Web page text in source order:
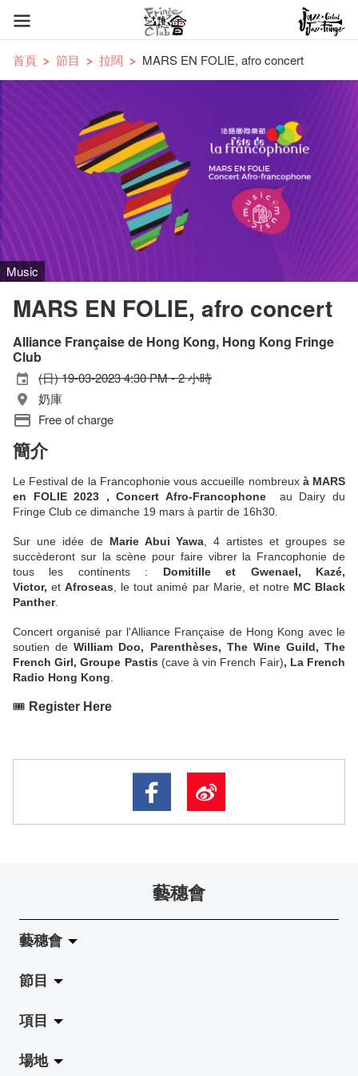
首頁 節目 拉闊 MARS EN FOLIE, afro concert
Music
MARS EN FOLIE, afro concert
Alliance Française de Hong Kong, Hong Kong Fringe
Club
(日) 19-03-2023 4:30 PM - 2 小時
奶庫
Free of charge
簡介
Le Festival de la Francophonie vous accueille nombreux à MARS
en FOLIE 2023 , Concert Afro-Francophoneau Dairy du
Fringe Club ce dimanche 19 mars à partir de 16h30.
Sur une idée de Marie Abui Yawa, 4 artistes et groupes se
succèderont sur la scène pour faire vibrer la Francophonie de
tous les continents : Domitille et Gwenael, Kazé,
Victor, etAfroseas, le tout animé par Marie, et notre MC Black
Panther.
Concert organisé par l'Alliance Française de Hong Kong avec le
soutien deWilliam Doo, Parenthèses, The Wine Guild, The
French Girl, Groupe Pastis (cave à vin French Fair), La French
Radio Hong Kong.
🎟️ Register Here
藝穗會
藝穗會
關於藝穗會
藝穗會的演化
使命與宗旨
節目
拉闊
展覽
項目
Jazz-Go-Central, Jazz-Go-Fringe
場地